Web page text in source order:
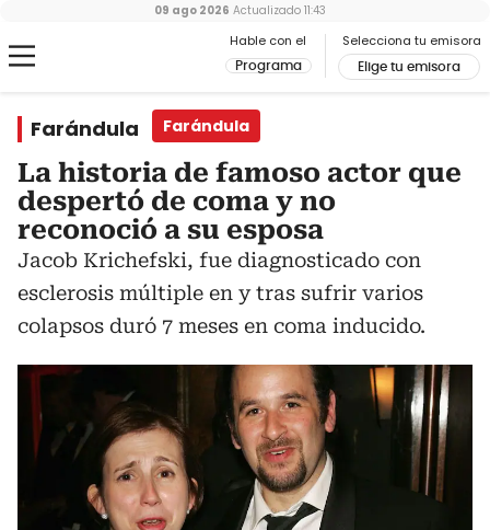
Hable con el
Programa
Selecciona tu emisora
Elige tu emisora
09 ago 2026 Actualizado 11:43
Farándula Farándula
La historia de famoso actor que
despertó de coma y no
reconoció a su esposa
Jacob Krichefski, fue diagnosticado con
esclerosis múltiple en y tras sufrir varios
colapsos duró 7 meses en coma inducido.